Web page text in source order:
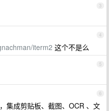
3
4
iterm2 这个不是么
5
6
集成剪贴板、截图、OCR 、文